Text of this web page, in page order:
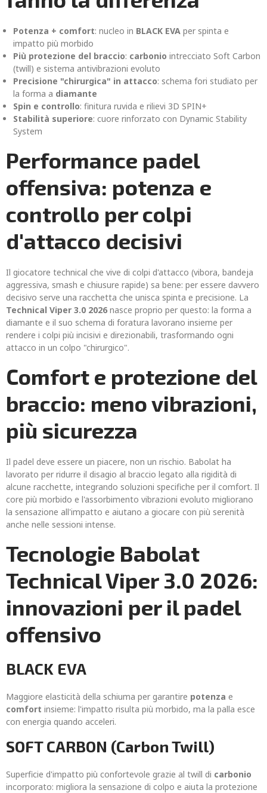
Potenza + comfort: nucleo in BLACK EVA per spinta e
impatto più morbido
Più protezione del braccio: carbonio intrecciato Soft Carbon
(twill) e sistema antivibrazioni evoluto
Precisione "chirurgica" in attacco: schema fori studiato per
la forma a diamante
Spin e controllo: finitura ruvida e rilievi 3D SPIN+
Stabilità superiore: cuore rinforzato con Dynamic Stability
System
Performance padel
offensiva: potenza e
controllo per colpi
d'attacco decisivi
Il giocatore technical che vive di colpi d'attacco (vibora, bandeja
aggressiva, smash e chiusure rapide) sa bene: per essere davvero
decisivo serve una racchetta che unisca spinta e precisione. La
Technical Viper 3.0 2026 nasce proprio per questo: la forma a
diamante e il suo schema di foratura lavorano insieme per
rendere i colpi più incisivi e direzionabili, trasformando ogni
attacco in un colpo "chirurgico".
Comfort e protezione del
braccio: meno vibrazioni,
più sicurezza
Il padel deve essere un piacere, non un rischio. Babolat ha
lavorato per ridurre il disagio al braccio legato alla rigidità di
alcune racchette, integrando soluzioni specifiche per il comfort. Il
core più morbido e l'assorbimento vibrazioni evoluto migliorano
la sensazione all'impatto e aiutano a giocare con più serenità
anche nelle sessioni intense.
Tecnologie Babolat
Technical Viper 3.0 2026:
innovazioni per il padel
offensivo
BLACK EVA
Maggiore elasticità della schiuma per garantire potenza e
comfort insieme: l'impatto risulta più morbido, ma la palla esce
con energia quando acceleri.
SOFT CARBON (Carbon Twill)
Superficie d'impatto più confortevole grazie al twill di carbonio
incorporato: migliora la sensazione di colpo e aiuta la protezione